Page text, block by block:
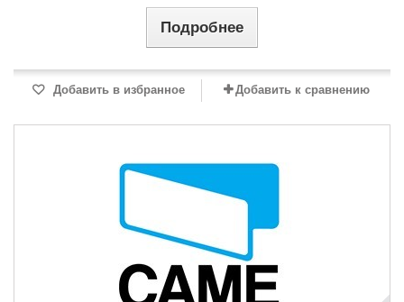
Подробнее
Добавить в избранное Добавить к сравнению